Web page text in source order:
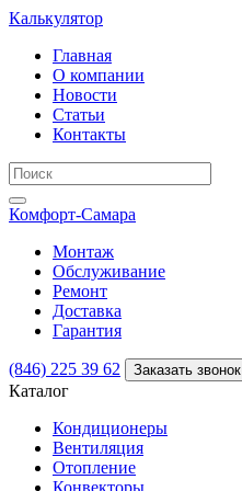
Калькулятор
Главная
О компании
Новости
Статьи
Контакты
Комфорт-Самара
Монтаж
Обслуживание
Ремонт
Доставка
Гарантия
(846) 225 39 62 Заказать звонок
Каталог
Кондиционеры
Вентиляция
Отопление
Конвекторы